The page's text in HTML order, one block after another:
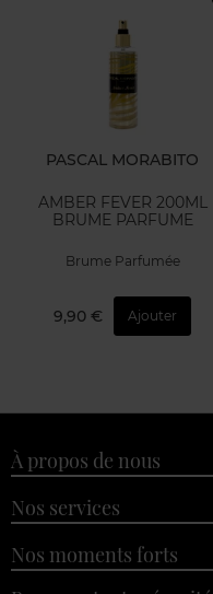
PASCAL MORABITO
AMBER FEVER 200ML
BRUME PARFUME
Brume Parfumée
9,90 € Ajouter
À propos de nous
Nos services
Nos moments forts